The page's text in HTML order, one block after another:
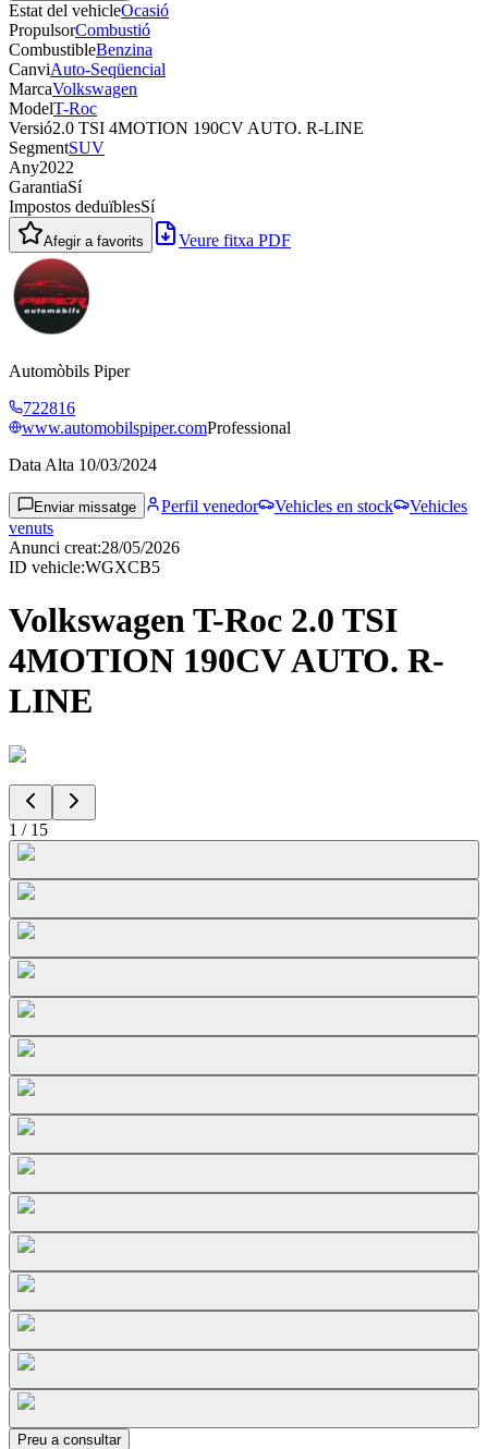
Estat del vehicleOcasió
PropulsorCombustió
CombustibleBenzina
CanviAuto-Seqüencial
MarcaVolkswagen
ModelT-Roc
Versió2.0 TSI 4MOTION 190CV AUTO. R-LINE
SegmentSUV
Any2022
GarantiaSí
Impostos deduïblesSí
Afegir a favorits Veure fitxa PDF
Automòbils Piper
722816
www.automobilspiper.comProfessional
Data Alta 10/03/2024
Enviar missatge Perfil venedor Vehicles en stock
Vehicles
venuts
Anunci creat:28/05/2026
ID vehicle:WGXCB5
Volkswagen T-Roc 2.0 TSI
4MOTION 190CV AUTO. R-
LINE
1 / 15
Preu a consultar